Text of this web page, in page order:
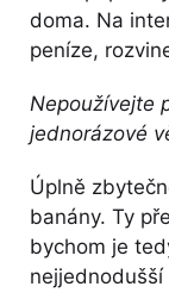
doma. Na
peníze,
Nepoužívejte
jednorázové
Úplně
banány. Ty
bychom je